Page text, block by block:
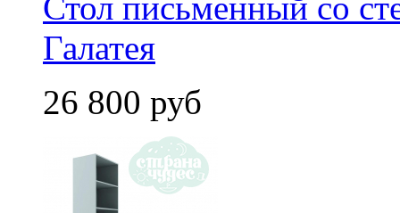
Галатея
26 800 руб